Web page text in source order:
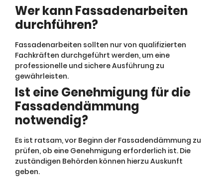
Wer kann Fassadenarbeiten
durchführen?
Fassadenarbeiten sollten nur von qualifizierten
Fachkräften durchgeführt werden, um eine
professionelle und sichere Ausführung zu
gewährleisten.
Ist eine Genehmigung für die
Fassadendämmung
notwendig?
Es ist ratsam, vor Beginn der Fassadendämmung zu
prüfen, ob eine Genehmigung erforderlich ist. Die
zuständigen Behörden können hierzu Auskunft
geben.